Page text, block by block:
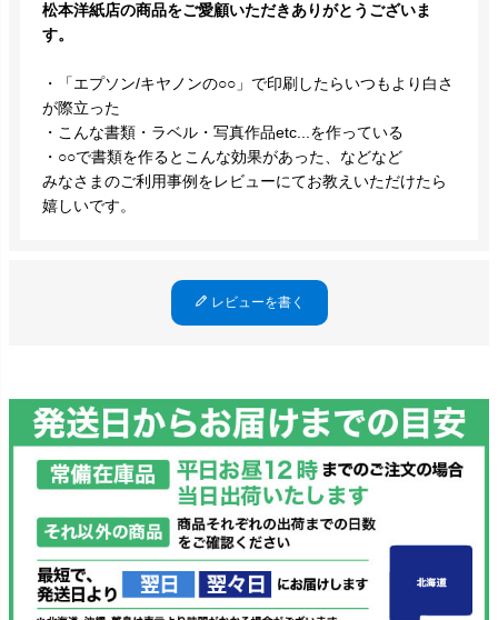
松本洋紙店の商品をご愛顧いただきありがとうございま
す。
・「エプソン/キヤノンの○○」で印刷したらいつもより白さ
が際立った
・こんな書類・ラベル・写真作品etc...を作っている
・○○で書類を作るとこんな効果があった、などなど
みなさまのご利用事例をレビューにてお教えいただけたら
嬉しいです。
レビューを書く